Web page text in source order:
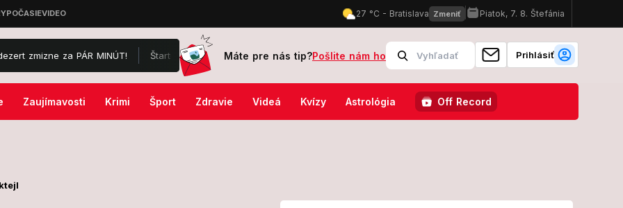
za PÁR MINÚT! Štartuje Lovestream Festival: Odpadnete, čo si od Slovákov zapýtali Robbie Williams a David Guetta! Ide o tisíce
Máte pre nás tip?Pošlite nám ho Prihlásiť
Zaujímavosti Krimi Šport Zdravie Videá Kvízy Astrológia Off Record